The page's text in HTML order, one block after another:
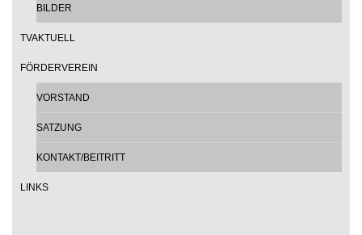
BILDER
TVAKTUELL
FÖRDERVEREIN
VORSTAND
SATZUNG
KONTAKT/BEITRITT
LINKS